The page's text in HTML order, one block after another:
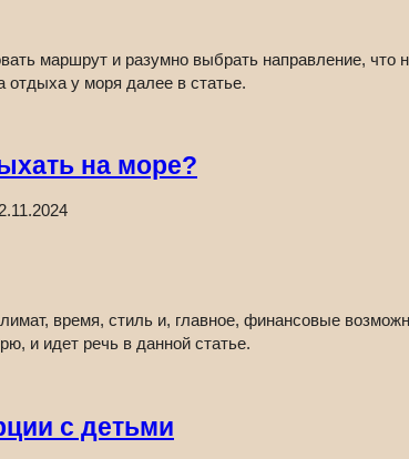
маршрут и разумно выбрать направление,
отдыха у моря далее в статье.
на море?
время, стиль и, главное, финансовые
и идет речь в данной статье.
с детьми